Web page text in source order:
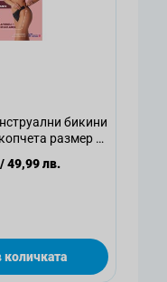
бикини
размер S,
49,99 лв.
количката